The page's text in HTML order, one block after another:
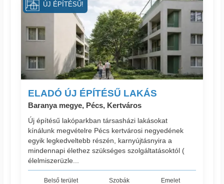
ELADÓ ÚJ ÉPÍTÉSŰ LAKÁS
Baranya megye, Pécs, Kertváros
Új építésű lakóparkban társasházi lakásokat
kínálunk megvételre Pécs kertvárosi negyedének
egyik legkedveltebb részén, karnyújtásnyira a
mindennapi élethez szükséges szolgáltatásoktól (
élelmiszerüzle...
Belső terület Szobák Emelet
ÚJ ÉPÍTÉSŰ!